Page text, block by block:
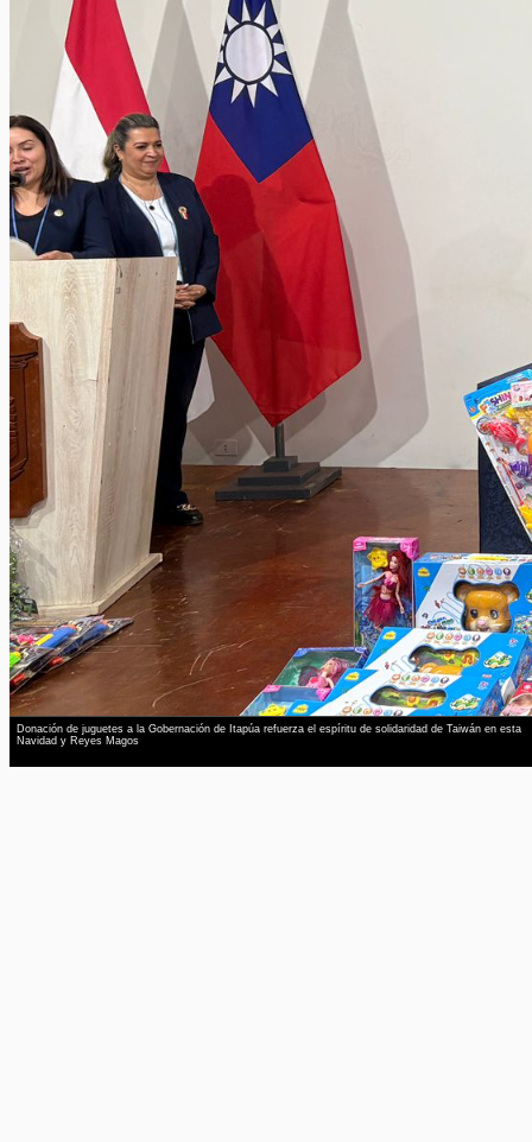
Donación de juguetes a la Gobernación de Itapúa refuerza el espíritu de solidaridad de Taiwán en esta
Navidad y Reyes Magos